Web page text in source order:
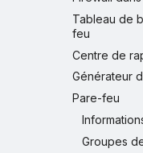
Tableau de
feu
Centre de
Générateur
Pare-feu
Groupes